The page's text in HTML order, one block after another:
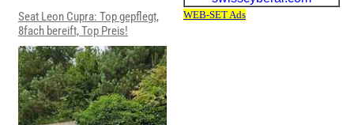
Seat Leon Cupra: Top gepflegt,
8fach bereift, Top Preis!